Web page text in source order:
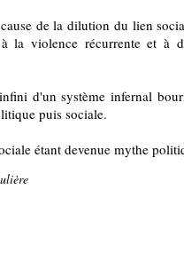
de la dilution du lien
la violence récurrente et à
d'un système infernal
puis sociale.
étant devenue mythe